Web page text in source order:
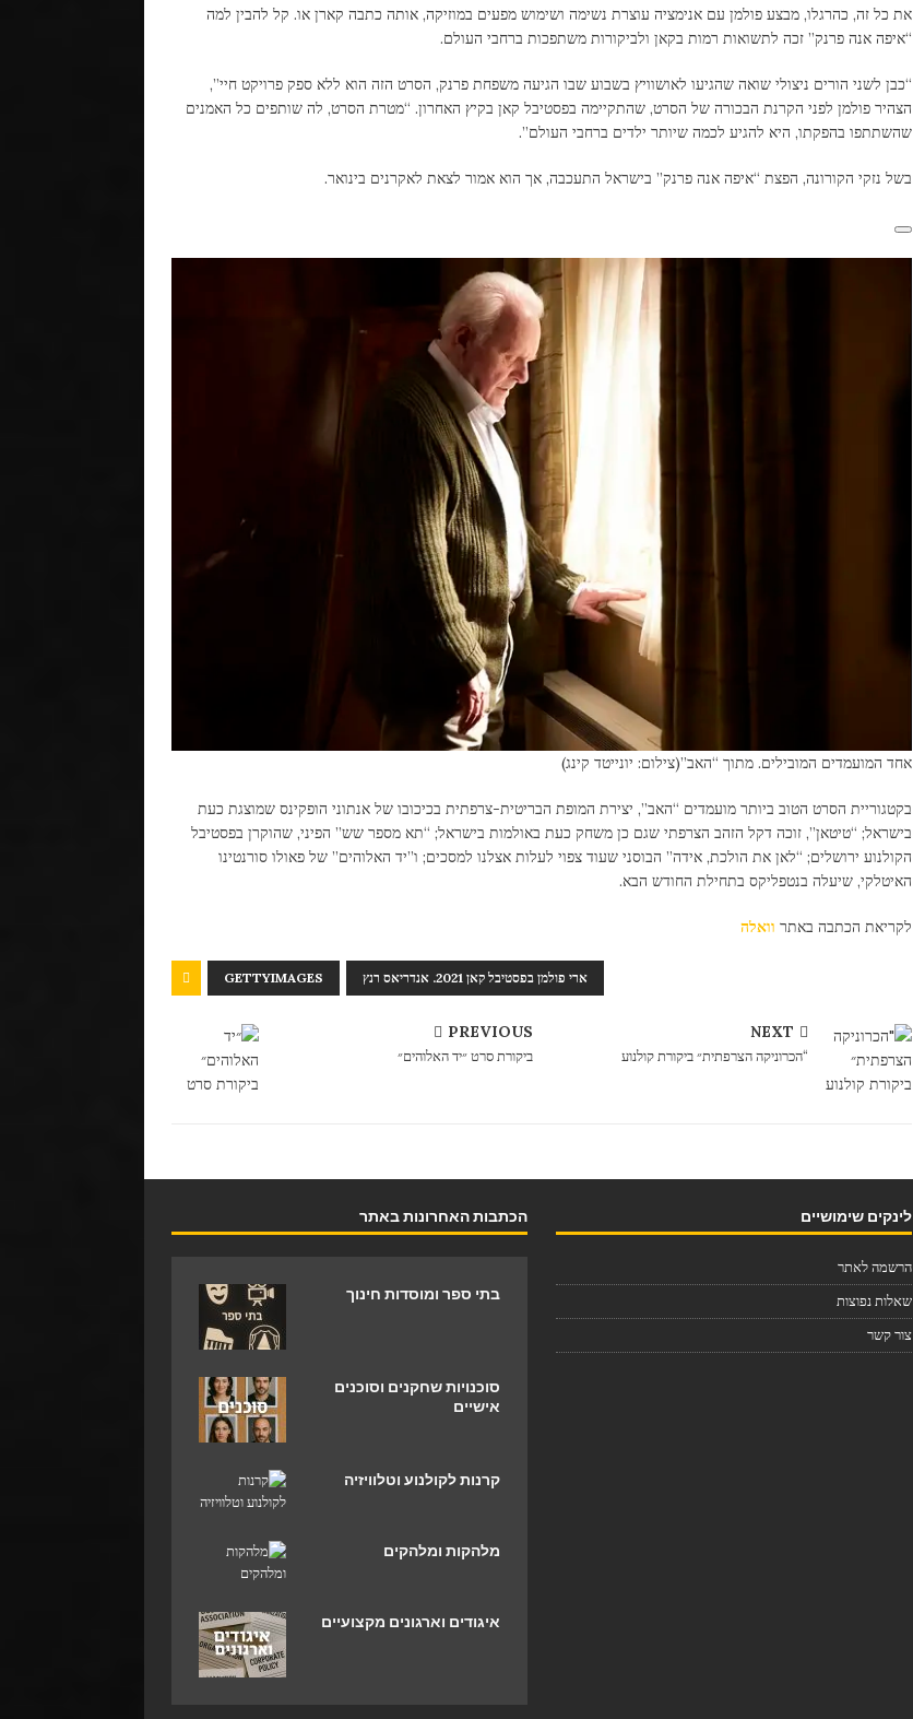
את כל זה, כהרגלו, מבצע פולמן עם אנימציה עוצרת נשימה ושימוש מפעים במוזיקה, אותה כתבה קארן או. קל להבין למה
“איפה אנה פרנק” זכה לתשואות רמות בקאן ולביקורות משתפכות ברחבי העולם.
“כבן לשני הורים ניצולי שואה שהגיעו לאושוויץ בשבוע שבו הגיעה משפחת פרנק, הסרט הזה הוא ללא ספק פרויקט חיי”,
הצהיר פולמן לפני הקרנת הבכורה של הסרט, שהתקיימה בפסטיבל קאן בקיץ האחרון. “מטרת הסרט, לה שותפים כל האמנים
שהשתתפו בהפקתו, היא להגיע לכמה שיותר ילדים ברחבי העולם”.
בשל נזקי הקורונה, הפצת “איפה אנה פרנק” בישראל התעכבה, אך הוא אמור לצאת לאקרנים בינואר.
אחד המועמדים המובילים. מתוך “האב”(צילום: יונייטד קינג)
בקטגוריית הסרט הטוב ביותר מועמדים “האב”, יצירת המופת הבריטית-צרפתית בכיכובו של אנתוני הופקינס שמוצגת כעת
בישראל; “טיטאן”, זוכה דקל הזהב הצרפתי שגם כן משחק כעת באולמות בישראל; “תא מספר שש” הפיני, שהוקרן בפסטיבל
הקולנוע ירושלים; “לאן את הולכת, אידה” הבוסני שעוד צפוי לעלות אצלנו למסכים; ו”יד האלוהים” של פאולו סורנטינו
האיטלקי, שיעלה בנטפליקס בתחילת החודש הבא.
לקריאת הכתבה באתר וואלה
GETTYIMAGES ארי פולמן בפסטיבל קאן 2021. אנדריאס רנץ
PREVIOUS
ביקורת סרט ״יד האלוהים״
NEXT
“הכרוניקה הצרפתית״ ביקורת קולנוע
הכתבות האחרונות באתר
בתי ספר ומוסדות חינוך
סוכנויות שחקנים וסוכנים
אישיים
קרנות לקולנוע וטלוויזיה
מלהקות ומלהקים
איגודים וארגונים מקצועיים
לינקים שימושיים
הרשמה לאתר
שאלות נפוצות
צור קשר